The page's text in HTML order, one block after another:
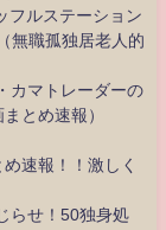
フルステーション
無職孤独居老人的
カマトレーダーの
とめ速報）
速報！！激しく
らせ！50独身処